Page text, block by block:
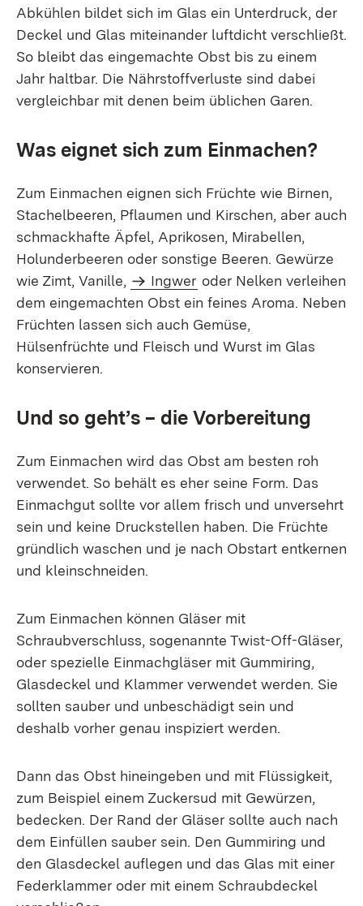
Abkühlen bildet sich im Glas ein Unterdruck, der
Deckel und Glas miteinander luftdicht verschließt.
So bleibt das eingemachte Obst bis zu einem
Jahr haltbar. Die Nährstoffverluste sind dabei
vergleichbar mit denen beim üblichen Garen.
Was eignet sich zum Einmachen?
Zum Einmachen eignen sich Früchte wie Birnen,
Stachelbeeren, Pflaumen und Kirschen, aber auch
schmackhafte Äpfel, Aprikosen, Mirabellen,
Holunderbeeren oder sonstige Beeren. Gewürze
wie Zimt, Vanille,
Ingwer oder Nelken verleihen
dem eingemachten Obst ein feines Aroma. Neben
Früchten lassen sich auch Gemüse,
Hülsenfrüchte und Fleisch und Wurst im Glas
konservieren.
Und so geht’s – die Vorbereitung
Zum Einmachen wird das Obst am besten roh
verwendet. So behält es eher seine Form. Das
Einmachgut sollte vor allem frisch und unversehrt
sein und keine Druckstellen haben. Die Früchte
gründlich waschen und je nach Obstart entkernen
und kleinschneiden.
Zum Einmachen können Gläser mit
Schraubverschluss, sogenannte Twist-Off-Gläser,
oder spezielle Einmachgläser mit Gummiring,
Glasdeckel und Klammer verwendet werden. Sie
sollten sauber und unbeschädigt sein und
deshalb vorher genau inspiziert werden.
Dann das Obst hineingeben und mit Flüssigkeit,
zum Beispiel einem Zuckersud mit Gewürzen,
bedecken. Der Rand der Gläser sollte auch nach
dem Einfüllen sauber sein. Den Gummiring und
den Glasdeckel auflegen und das Glas mit einer
Federklammer oder mit einem Schraubdeckel